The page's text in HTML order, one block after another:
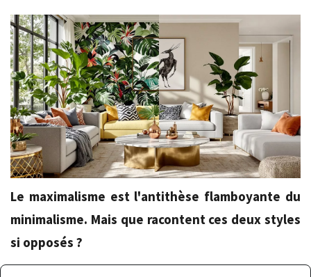
Le maximalisme est l'antithèse flamboyante du
minimalisme. Mais que racontent ces deux styles
si opposés ?